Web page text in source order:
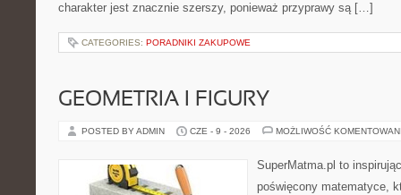
charakter jest znacznie szerszy, ponieważ przyprawy są […]
CATEGORIES: PORADNIKI ZAKUPOWE
GEOMETRIA I FIGURY
POSTED BY ADMIN CZE - 9 - 2026 MOŻLIWOŚĆ
SuperMatma.pl to
poświęcony matematyce,